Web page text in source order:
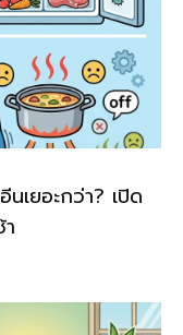
นเยอะกว่า? เปิด